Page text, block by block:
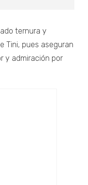
ternura y
Tini, pues aseguran
y admiración por